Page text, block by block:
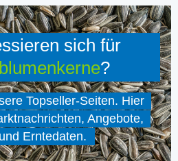
sich für
?
Topseller-Seiten. Hier
Angebote,
Erntedaten.